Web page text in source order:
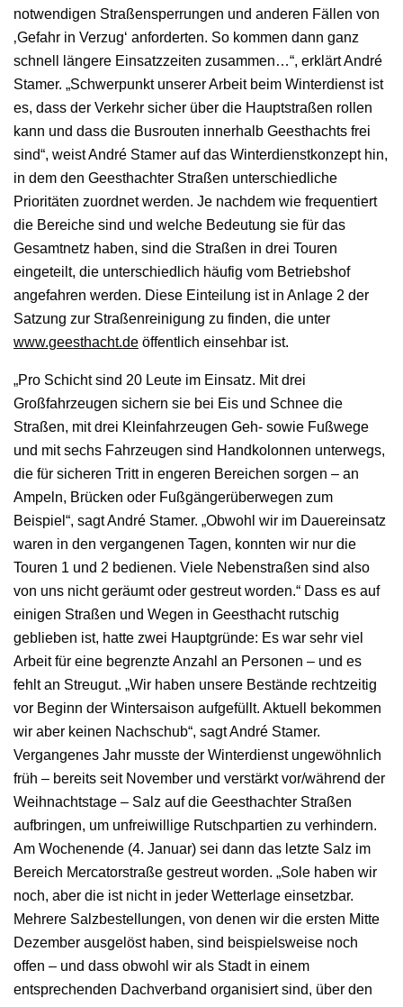
notwendigen Straßensperrungen und anderen Fällen von
‚Gefahr in Verzug‘ anforderten. So kommen dann ganz
schnell längere Einsatzzeiten zusammen…“, erklärt André
Stamer. „Schwerpunkt unserer Arbeit beim Winterdienst ist
es, dass der Verkehr sicher über die Hauptstraßen rollen
kann und dass die Busrouten innerhalb Geesthachts frei
sind“, weist André Stamer auf das Winterdienstkonzept hin,
in dem den Geesthachter Straßen unterschiedliche
Prioritäten zuordnet werden. Je nachdem wie frequentiert
die Bereiche sind und welche Bedeutung sie für das
Gesamtnetz haben, sind die Straßen in drei Touren
eingeteilt, die unterschiedlich häufig vom Betriebshof
angefahren werden. Diese Einteilung ist in Anlage 2 der
Satzung zur Straßenreinigung zu finden, die unter
www.geesthacht.de öffentlich einsehbar ist.
„Pro Schicht sind 20 Leute im Einsatz. Mit drei
Großfahrzeugen sichern sie bei Eis und Schnee die
Straßen, mit drei Kleinfahrzeugen Geh- sowie Fußwege
und mit sechs Fahrzeugen sind Handkolonnen unterwegs,
die für sicheren Tritt in engeren Bereichen sorgen – an
Ampeln, Brücken oder Fußgängerüberwegen zum
Beispiel“, sagt André Stamer. „Obwohl wir im Dauereinsatz
waren in den vergangenen Tagen, konnten wir nur die
Touren 1 und 2 bedienen. Viele Nebenstraßen sind also
von uns nicht geräumt oder gestreut worden.“ Dass es auf
einigen Straßen und Wegen in Geesthacht rutschig
geblieben ist, hatte zwei Hauptgründe: Es war sehr viel
Arbeit für eine begrenzte Anzahl an Personen – und es
fehlt an Streugut. „Wir haben unsere Bestände rechtzeitig
vor Beginn der Wintersaison aufgefüllt. Aktuell bekommen
wir aber keinen Nachschub“, sagt André Stamer.
Vergangenes Jahr musste der Winterdienst ungewöhnlich
früh – bereits seit November und verstärkt vor/während der
Weihnachtstage – Salz auf die Geesthachter Straßen
aufbringen, um unfreiwillige Rutschpartien zu verhindern.
Am Wochenende (4. Januar) sei dann das letzte Salz im
Bereich Mercatorstraße gestreut worden. „Sole haben wir
noch, aber die ist nicht in jeder Wetterlage einsetzbar.
Mehrere Salzbestellungen, von denen wir die ersten Mitte
Dezember ausgelöst haben, sind beispielsweise noch
offen – und dass obwohl wir als Stadt in einem
entsprechenden Dachverband organisiert sind, über den